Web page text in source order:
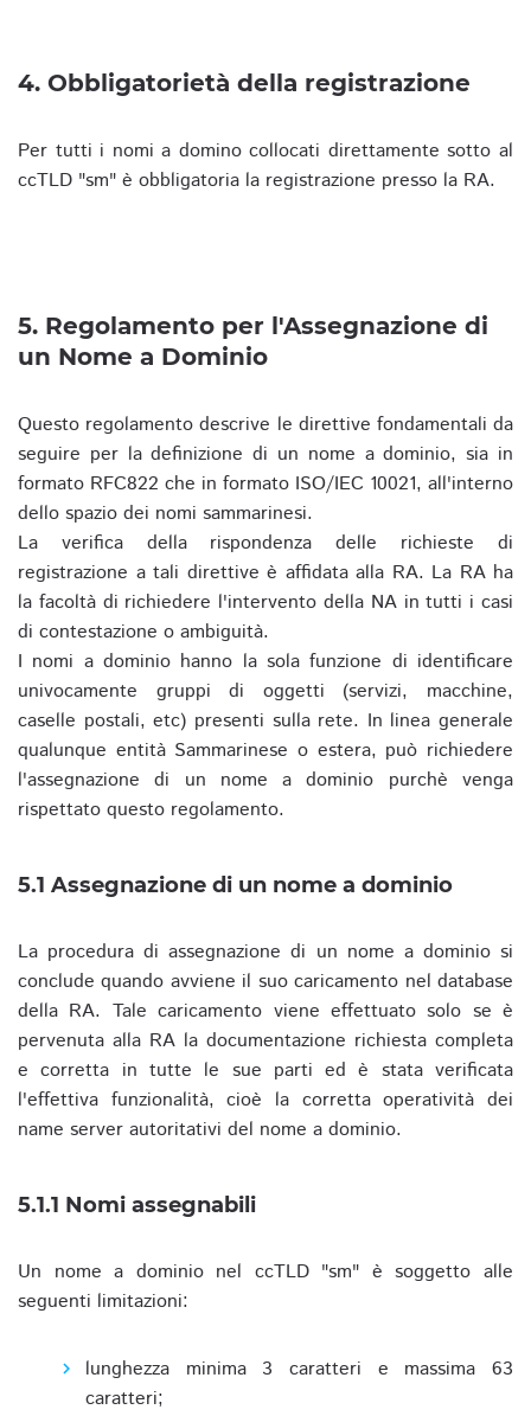
4. Obbligatorietà della registrazione
Per tutti i nomi a domino collocati direttamente sotto al
ccTLD "sm" è obbligatoria la registrazione presso la RA.
5. Regolamento per l'Assegnazione di
un Nome a Dominio
Questo regolamento descrive le direttive fondamentali da
seguire per la definizione di un nome a dominio, sia in
formato RFC822 che in formato ISO/IEC 10021, all'interno
dello spazio dei nomi sammarinesi.
La verifica della rispondenza delle richieste di
registrazione a tali direttive è affidata alla RA. La RA ha
la facoltà di richiedere l'intervento della NA in tutti i casi
di contestazione o ambiguità.
I nomi a dominio hanno la sola funzione di identificare
univocamente gruppi di oggetti (servizi, macchine,
caselle postali, etc) presenti sulla rete. In linea generale
qualunque entità Sammarinese o estera, può richiedere
l'assegnazione di un nome a dominio purchè venga
rispettato questo regolamento.
5.1 Assegnazione di un nome a dominio
La procedura di assegnazione di un nome a dominio si
conclude quando avviene il suo caricamento nel database
della RA. Tale caricamento viene effettuato solo se è
pervenuta alla RA la documentazione richiesta completa
e corretta in tutte le sue parti ed è stata verificata
l'effettiva funzionalità, cioè la corretta operatività dei
name server autoritativi del nome a dominio.
5.1.1 Nomi assegnabili
Un nome a dominio nel ccTLD "sm" è soggetto alle
seguenti limitazioni:
lunghezza minima 3 caratteri e massima 63
caratteri;